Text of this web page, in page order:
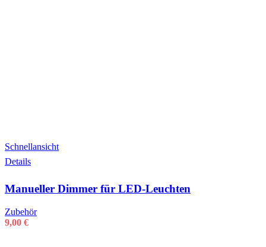
Schnellansicht
Details
Manueller Dimmer für LED-Leuchten
Zubehör
9,00 €